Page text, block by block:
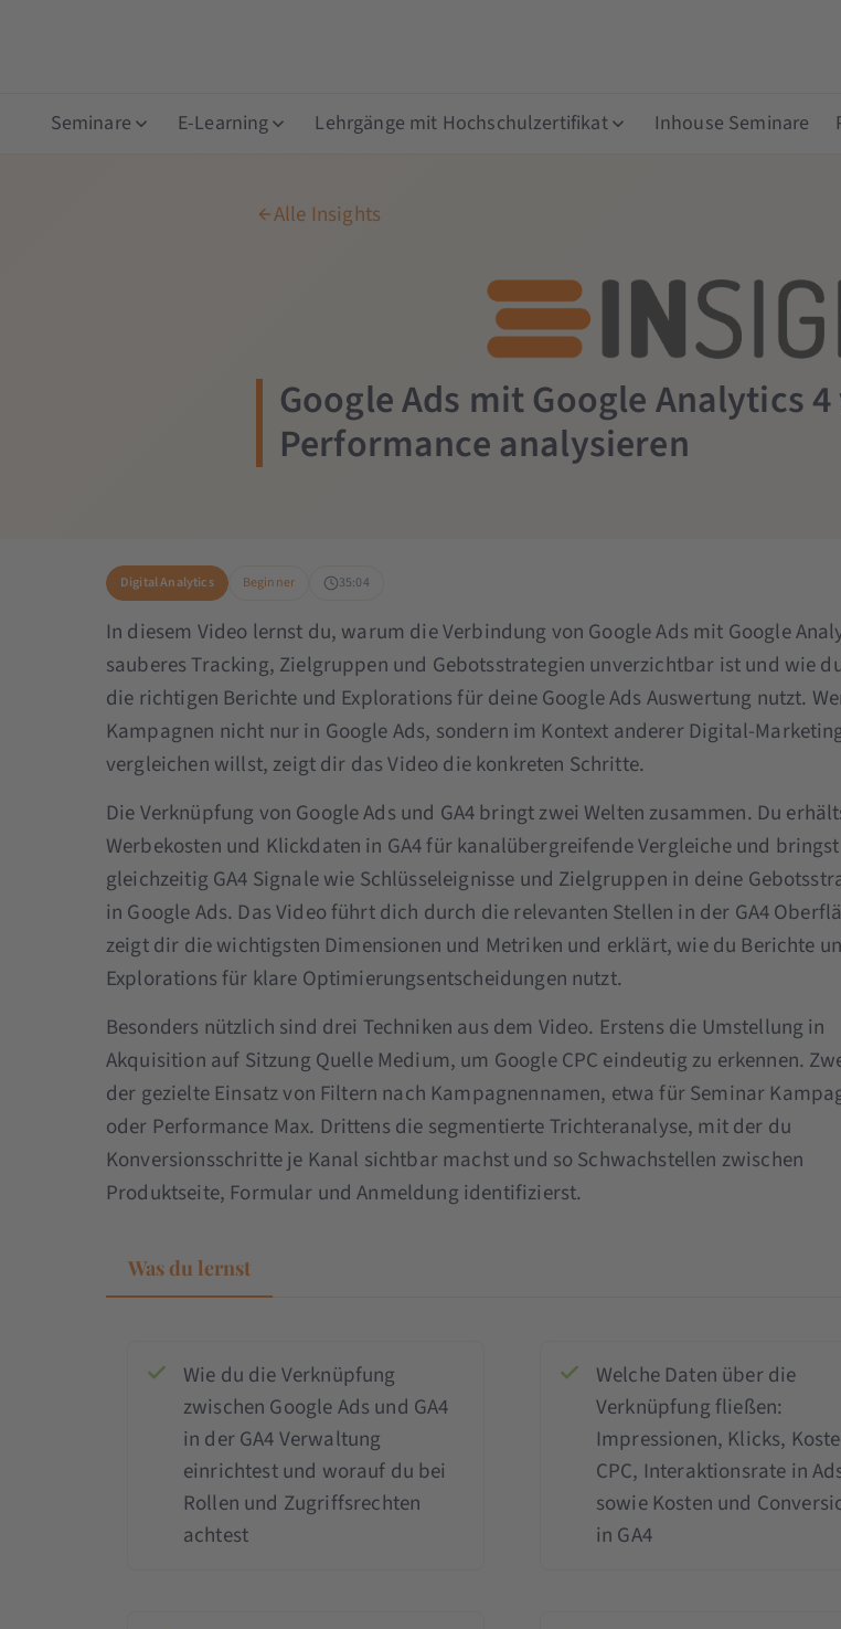
Seminare E-Learning Lehrgänge mit Hochschulzertifikat Inhouse Seminare
Alle Insights
Google Ads mit Google Analytics
Performance analysieren
Digital Analytics Beginner 35:04
In diesem Video lernst du, warum die Verbindung von Google Ads mit Google
sauberes Tracking, Zielgruppen und Gebotsstrategien unverzichtbar ist und wie
die richtigen Berichte und Explorations für deine Google Ads Auswertung nutzt.
Kampagnen nicht nur in Google Ads, sondern im Kontext anderer Digital-
vergleichen willst, zeigt dir das Video die konkreten Schritte.
Die Verknüpfung von Google Ads und GA4 bringt zwei Welten zusammen. Du
Werbekosten und Klickdaten in GA4 für kanalübergreifende Vergleiche und bringst
gleichzeitig GA4 Signale wie Schlüsseleignisse und Zielgruppen in deine
in Google Ads. Das Video führt dich durch die relevanten Stellen in der GA4
zeigt dir die wichtigsten Dimensionen und Metriken und erklärt, wie du Berichte
Explorations für klare Optimierungsentscheidungen nutzt.
Besonders nützlich sind drei Techniken aus dem Video. Erstens die Umstellung in
Akquisition auf Sitzung Quelle Medium, um Google CPC eindeutig zu erkennen.
der gezielte Einsatz von Filtern nach Kampagnennamen, etwa für Seminar
oder Performance Max. Drittens die segmentierte Trichteranalyse, mit der du
Konversionsschritte je Kanal sichtbar machst und so Schwachstellen zwischen
Produktseite, Formular und Anmeldung identifizierst.
Was du lernst
Wie du die Verknüpfung
zwischen Google Ads und GA4
in der GA4 Verwaltung
einrichtest und worauf du bei
Rollen und Zugriffsrechten
achtest
Welche Daten über die
Verknüpfung fließen:
Impressionen, Klicks,
CPC, Interaktionsrate in
sowie Kosten und
in GA4